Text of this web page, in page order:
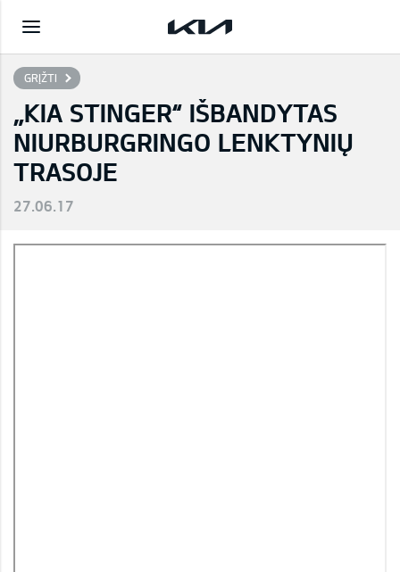
GRĮŽTI
„KIA STINGER“ IŠBANDYTAS
NIURBURGRINGO LENKTYNIŲ
TRASOJE
27.06.17